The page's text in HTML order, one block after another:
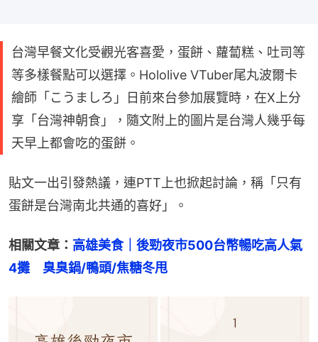
台灣早餐文化受觀光客喜愛，蛋餅、蘿蔔糕、吐司等
等多樣餐點可以選擇。Hololive VTuber尾丸波爾卡
繪師「こうましろ」日前來台參加展覽時，在X上分
享「台灣神朝食」，隨文附上的圖片是台灣人幾乎每
天早上都會吃的蛋餅。
貼文一出引發熱議，連PTT上也掀起討論，稱「只有
蛋餅是台灣南北共通的喜好」。
相關文章： 高雄美食｜後勁夜市500台幣暢吃高人氣
4攤　臭臭鍋/鴨頭/焦糖冬甩